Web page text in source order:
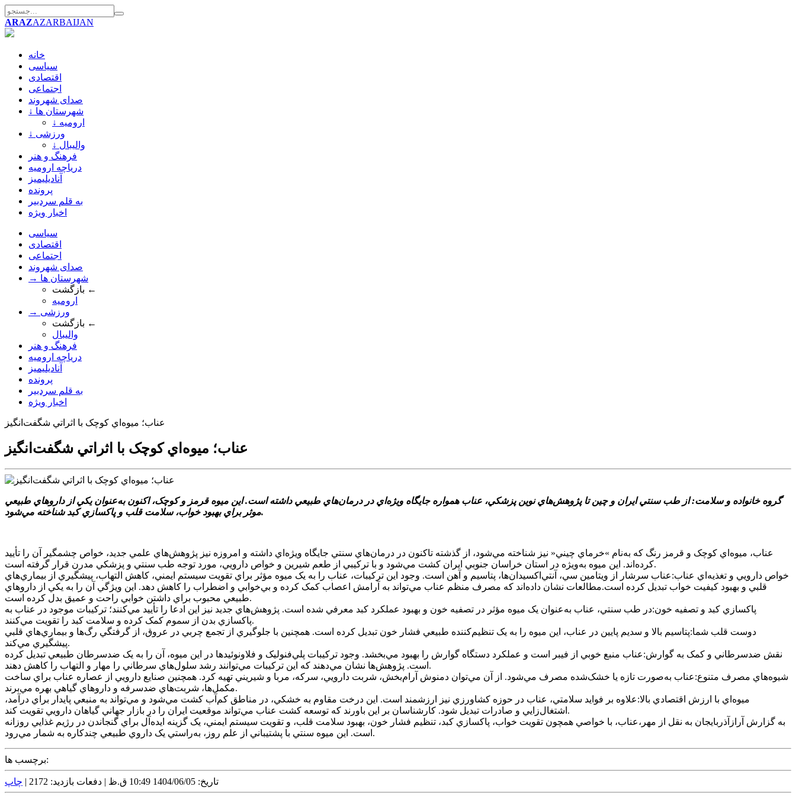
ARAZAZARBAIJAN
خانه
سیاسی
اقتصادی
اجتماعی
صدای شهروند
↓ شهرستان ها
↓ ارومیه
↓ ورزشی
↓ والیبال
فرهنگ و هنر
دریاچه ارومیه
آنادیلیمیز
پرونده
به قلم سردبیر
اخبار ویژه
سیاسی
اقتصادی
اجتماعی
صدای شهروند
→ شهرستان ها
بازگشت ←
ارومیه
→ ورزشی
بازگشت ←
والیبال
فرهنگ و هنر
دریاچه ارومیه
آنادیلیمیز
پرونده
به قلم سردبیر
اخبار ویژه
عناب؛ ميوه‌اي کوچک با اثراتي شگفت‌انگيز
عناب؛ ميوه‌اي کوچک با اثراتي شگفت‌انگيز
گروه خانواده و سلامت: از طب سنتي ايران و چين تا پژوهش‌هاي نوين پزشکي، عناب همواره جايگاه ويژه‌اي در درمان‌هاي طبيعي داشته است. اين ميوه قرمز و کوچک، اکنون به‌عنوان يکي از داروهاي طبيعي
موثر براي بهبود خواب، سلامت قلب و پاکسازي کبد شناخته مي‌شود.
عناب، ميوه‌اي کوچک و قرمز رنگ که به‌نام »خرماي چيني« نيز شناخته مي‌شود، از گذشته تاکنون در درمان‌هاي سنتي جايگاه ويژه‌اي داشته و امروزه نيز پژوهش‌هاي علمي جديد، خواص چشمگير آن را تأييد
کرده‌اند. اين ميوه به‌ويژه در استان خراسان جنوبي ايران کشت مي‌شود و با ترکيبي از طعم شيرين و خواص دارويي، مورد توجه طب سنتي و پزشکي مدرن قرار گرفته است.
خواص دارويي و تغذيه‌اي عناب:عناب سرشار از ويتامين سي، آنتي‌اکسيدان‌ها، پتاسيم و آهن است. وجود اين ترکيبات، عناب را به يک ميوه مؤثر براي تقويت سيستم ايمني، کاهش التهاب، پيشگيري از بيماري‌هاي
قلبي و بهبود کيفيت خواب تبديل کرده است.مطالعات نشان داده‌اند که مصرف منظم عناب مي‌تواند به آرامش اعصاب کمک کرده و بي‌خوابي و اضطراب را کاهش دهد. اين ويژگي آن را به يکي از داروهاي
طبيعي محبوب براي داشتن خوابي راحت و عميق بدل کرده است.
پاکسازي کبد و تصفيه خون:در طب سنتي، عناب به‌عنوان يک ميوه مؤثر در تصفيه خون و بهبود عملکرد کبد معرفي شده است. پژوهش‌هاي جديد نيز اين ادعا را تأييد مي‌کنند؛ ترکيبات موجود در عناب به
پاکسازي بدن از سموم کمک کرده و سلامت کبد را تقويت مي‌کنند.
دوست قلب شما:پتاسيم بالا و سديم پايين در عناب، اين ميوه را به يک تنظيم‌کننده طبيعي فشار خون تبديل کرده است. همچنين با جلوگيري از تجمع چربي در عروق، از گرفتگي رگ‌ها و بيماري‌هاي قلبي
پيشگيري مي‌کند.
نقش ضدسرطاني و کمک به گوارش:عناب منبع خوبي از فيبر است و عملکرد دستگاه گوارش را بهبود مي‌بخشد. وجود ترکيبات پلي‌فنوليک و فلاونوئيدها در اين ميوه، آن را به يک ضدسرطان طبيعي تبديل کرده
است. پژوهش‌ها نشان مي‌دهند که اين ترکيبات مي‌توانند رشد سلول‌هاي سرطاني را مهار و التهاب را کاهش دهند.
شيوه‌هاي مصرف متنوع:عناب به‌صورت تازه يا خشک‌شده مصرف مي‌شود. از آن مي‌توان دمنوش آرام‌بخش، شربت دارويي، سرکه، مربا و شيريني تهيه کرد. همچنين صنايع دارويي از عصاره عناب براي ساخت
مکمل‌ها، شربت‌هاي ضدسرفه و داروهاي گياهي بهره مي‌برند.
ميوه‌اي با ارزش اقتصادي بالا:علاوه بر فوايد سلامتي، عناب در حوزه کشاورزي نيز ارزشمند است. اين درخت مقاوم به خشکي، در مناطق کم‌آب کشت مي‌شود و مي‌تواند به منبعي پايدار براي درآمد،
اشتغال‌زايي و صادرات تبديل شود. کارشناسان بر اين باورند که توسعه کشت عناب مي‌تواند موقعيت ايران را در بازار جهاني گياهان دارويي تقويت کند.
به گزارش آرازآذربايجان به نقل از مهر،عناب، با خواصي همچون تقويت خواب، پاکسازي کبد، تنظيم فشار خون، بهبود سلامت قلب، و تقويت سيستم ايمني، يک گزينه ايده‌آل براي گنجاندن در رژيم غذايي روزانه
است. اين ميوه سنتي با پشتيباني از علم روز، به‌راستي يک داروي طبيعي چندکاره به شمار مي‌رود.
برچسب ها:
تاریخ: 1404/06/05 10:49 ق.ظ | دفعات بازدید: 2172 | چاپ